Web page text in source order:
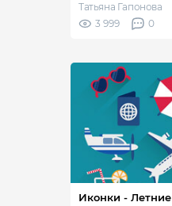
Татьяна Гапонова
3 999
0
Иконки - Летние